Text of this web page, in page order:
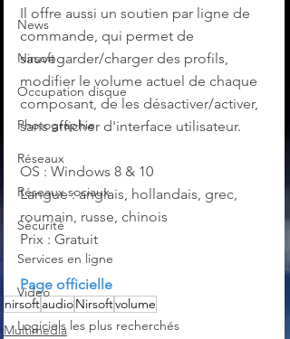
News
Nirsoft
Occupation disque
Photographie
Réseaux
Réseaux sociaux
Sécurité
Services en ligne
Video
Logiciels les plus recherchés
Il offre aussi un soutien par ligne de
commande, qui permet de
sauvegarder/charger des profils,
modifier le volume actuel de chaque
composant, de les désactiver/activer,
sans afficher d'interface utilisateur.
OS : Windows 8 & 10
Langue : anglais, hollandais, grec,
roumain, russe, chinois
Prix : Gratuit
Page officielle
nirsoftaudioNirsoftvolume
Multimedia